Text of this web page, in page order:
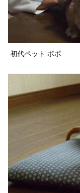
初代ペット ポポ